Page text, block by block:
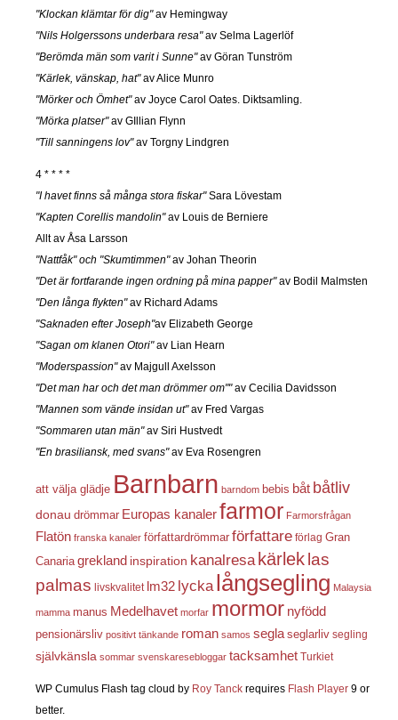
"Klockan klämtar för dig"av Hemingway
"Nils Holgerssons underbara resa"av Selma Lagerlöf
"Berömda män som varit i Sunne"av Göran Tunström
"Kärlek, vänskap, hat"av Alice Munro
"Mörker och Ömhet"av Joyce Carol Oates. Diktsamling.
"Mörka platser"av GIllian Flynn
"Till sanningens lov"av Torgny Lindgren
4 * * * *
"I havet finns så många stora fiskar"Sara Lövestam
"Kapten Corellis mandolin"av Louis de Berniere
Allt av Åsa Larsson
"Nattfåk" och "Skumtimmen"av Johan Theorin
"Det är fortfarande ingen ordning på mina papper"av Bodil Malmsten
"Den långa flykten"av Richard Adams
"Saknaden efter Joseph"av Elizabeth George
"Sagan om klanen Otori"av Lian Hearn
"Moderspassion"av Majgull Axelsson
"Det man har och det man drömmer om""av Cecilia Davidsson
"Mannen som vände insidan ut"av Fred Vargas
"Sommaren utan män"av Siri Hustvedt
"En brasiliansk, med svans"av Eva Rosengren
att välja glädje Barnbarn barndom bebis båt båtliv
donau drömmar Europas kanalerfarmor Farmorsfrågan
Flatön franska kanaler författardrömmar författare förlag Gran
Canaria grekland inspiration kanalresa kärlek las
palmas livskvalitet lm32 lycka långsegling Malaysia
mamma manus Medelhavet morfar mormor nyfödd
pensionärsliv positivt tänkande roman samos segla seglarliv segling
självkänsla sommar svenskaresebloggar tacksamhet Turkiet
WP Cumulus Flash tag cloud by Roy Tanck requires Flash Player 9 or
better.